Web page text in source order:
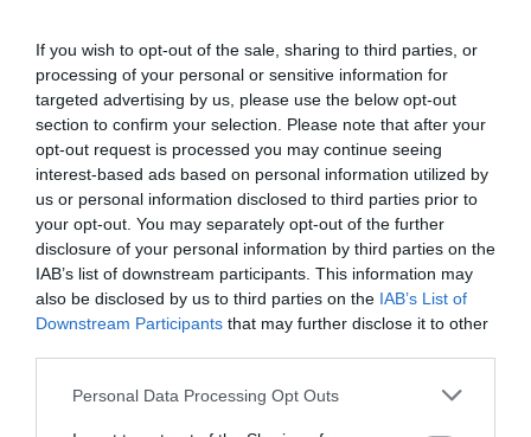
If you wish to opt-out of the sale, sharing to third parties, or
processing of your personal or sensitive information for
targeted advertising by us, please use the below opt-out
section to confirm your selection. Please note that after your
opt-out request is processed you may continue seeing
interest-based ads based on personal information utilized by
us or personal information disclosed to third parties prior to
your opt-out. You may separately opt-out of the further
disclosure of your personal information by third parties on the
IAB’s list of downstream participants. This information may
also be disclosed by us to third parties on the IAB’s List of
Downstream Participants that may further disclose it to other
Personal Data Processing Opt Outs
Γήπεδο Tae Kwon Do
Eισιτήρια:
6,00€ - 40,00€
Προπώληση:
viva.gr
Πληροφορίες / Κρατήσεις: